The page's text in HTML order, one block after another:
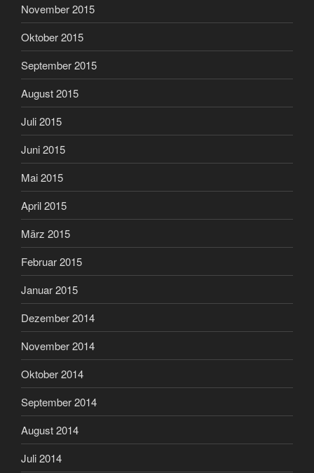
November 2015
Oktober 2015
September 2015
August 2015
Juli 2015
Juni 2015
Mai 2015
April 2015
März 2015
Februar 2015
Januar 2015
Dezember 2014
November 2014
Oktober 2014
September 2014
August 2014
Juli 2014